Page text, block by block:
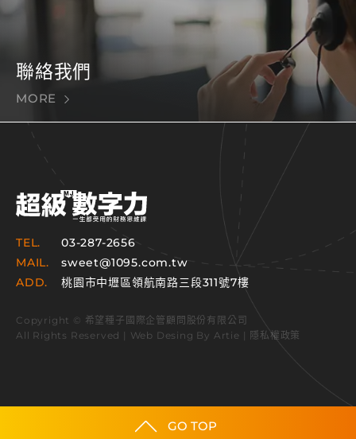
聯絡我們
MORE
TEL.
03-287-2656
MAIL.
sweet@1095.com.tw
ADD.
桃園市中壢區領航南路三段311號7樓
Copyright © 希望種子國際企管顧問股份有限公司
All Rights Reserved | Web Desing By Artie | 隱私權政策
GO TOP